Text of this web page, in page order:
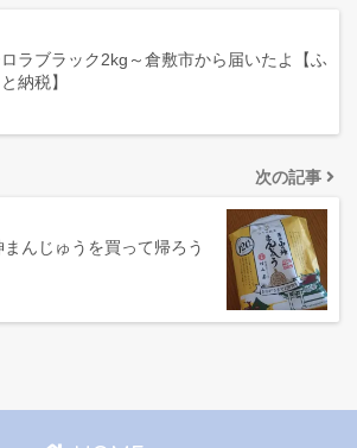
ラブラック2kg～倉敷市から届いたよ【ふ
納税】
次の記事
んじゅうを買って帰ろう